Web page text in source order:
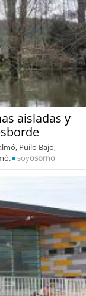
aisladas y
Puilo Bajo,
soyosorno